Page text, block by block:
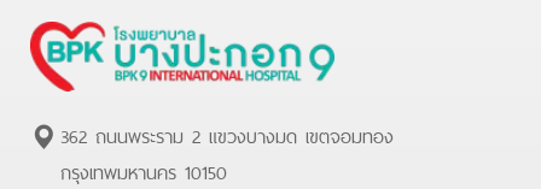
362 ถนนพระราม 2 แขวงบางมด เขตจอมทอง
กรุงเทพมหานคร 10150